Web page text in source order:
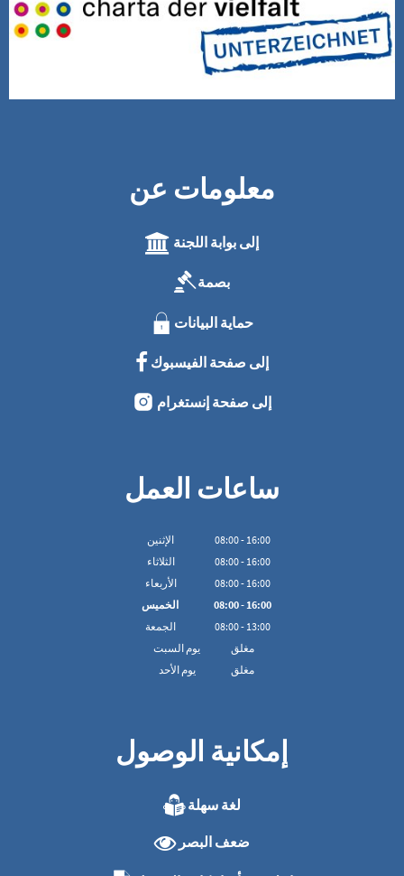
معلومات عن
إلى بوابة اللجنة
بصمة
حماية البيانات
إلى صفحة الفيسبوك
إلى صفحة إنستغرام
ساعات العمل
الإثنين 08:00- 16:00
الثلاثاء
08:00- 16:00
الأربعاء
08:00- 16:00
الخميس
08:00-16:00
الجمعة
08:00- 13:00
يوم السبت
مغلق
يوم الأحد
مغلق
إمكانية الوصول
لغة سهلة
ضعف البصر